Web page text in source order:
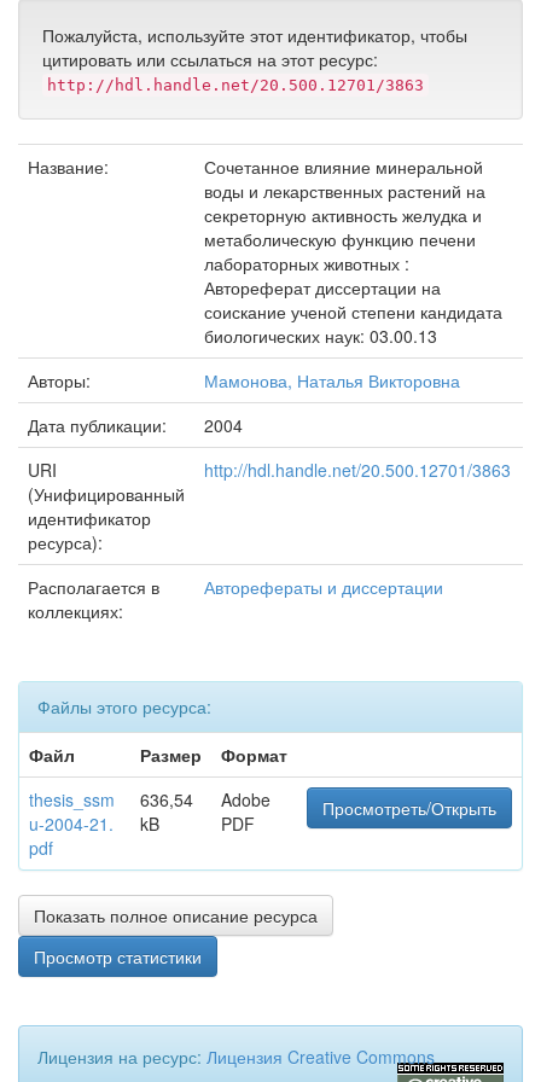
Пожалуйста, используйте этот идентификатор, чтобы
цитировать или ссылаться на этот ресурс:
http://hdl.handle.net/20.500.12701/3863
Название:
Сочетанное влияние минеральной
воды и лекарственных растений на
секреторную активность желудка и
метаболическую функцию печени
лабораторных животных :
Автореферат диссертации на
соискание ученой степени кандидата
биологических наук: 03.00.13
Авторы:
Мамонова, Наталья Викторовна
Дата публикации:
2004
URI
(Унифицированный
идентификатор
ресурса):
http://hdl.handle.net/20.500.12701/3863
Располагается в
коллекциях:
Авторефераты и диссертации
Файлы этого ресурса:
Файл
Размер
Формат
thesis_ssm
u-2004-21.
pdf
636,54
kB
Adobe
PDF
Просмотреть/Открыть
Показать полное описание ресурса
Просмотр статистики
Лицензия на ресурс: Лицензия Creative Commons